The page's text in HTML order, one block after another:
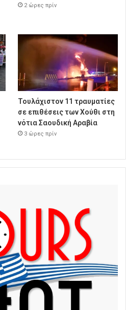
2 ώρες πρίν
Τουλάχιστον 11 τραυματίες
σε επιθέσεις των Χούθι στη
νότια Σαουδική Αραβία
3 ώρες πρίν